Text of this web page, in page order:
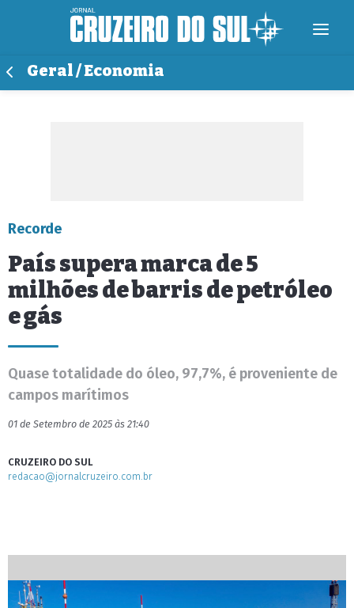
Geral / Economia
Recorde
País supera marca de 5
milhões de barris de petróleo
e gás
Quase totalidade do óleo, 97,7%, é proveniente de
campos marítimos
01 de Setembro de 2025 às 21:40
CRUZEIRO DO SUL
redacao@jornalcruzeiro.com.br